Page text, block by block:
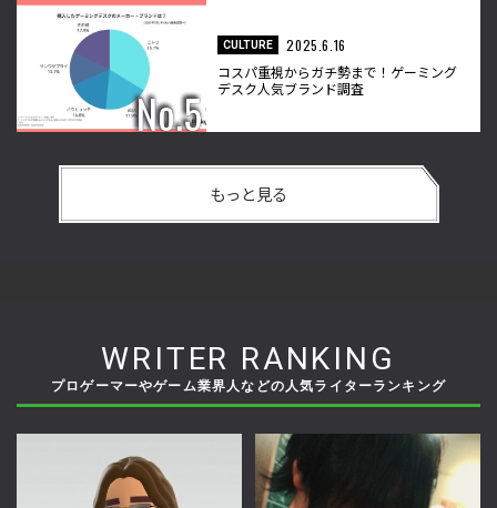
CULTURE
2025.6.16
コスパ重視からガチ勢まで！ゲーミング
デスク人気ブランド調査
もっと見る
WRITER RANKING
プロゲーマーやゲーム業界人などの人気ライターランキング